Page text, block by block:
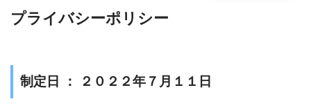
プライバシーポリシー
制定日 ： ２０２２年７月１１日